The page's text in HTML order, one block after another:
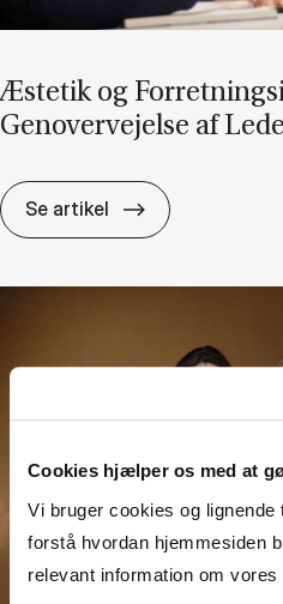
Cookies hjælper os med at
Vi bruger cookies og lignende
forstå hvordan hjemmesiden
relevant information om
Æste­tik og
Genover­vej­el­se af
Se artikel Æste­tik og